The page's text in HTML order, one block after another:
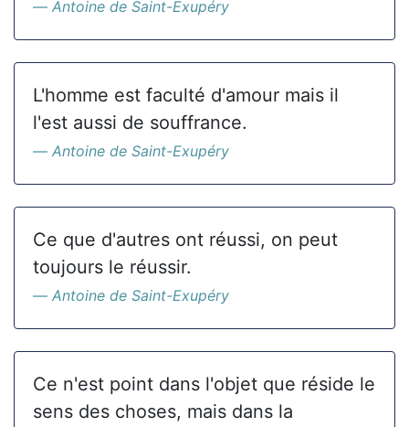
Antoine de Saint-Exupéry
L'homme est faculté d'amour mais il
l'est aussi de souffrance.
Antoine de Saint-Exupéry
Ce que d'autres ont réussi, on peut
toujours le réussir.
Antoine de Saint-Exupéry
Ce n'est point dans l'objet que réside le
sens des choses, mais dans la